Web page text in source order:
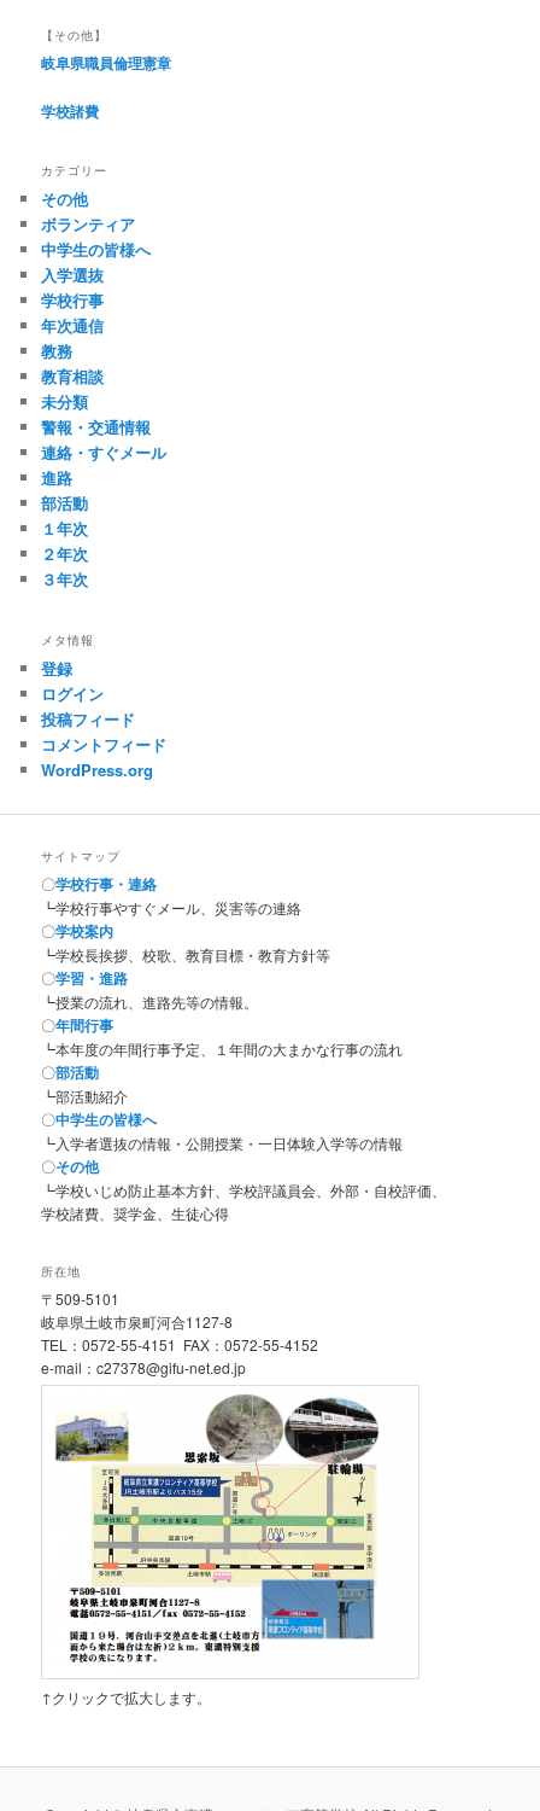
【その他】
岐阜県職員倫理憲章
学校諸費
カテゴリー
その他
ボランティア
中学生の皆様へ
入学選抜
学校行事
年次通信
教務
教育相談
未分類
警報・交通情報
連絡・すぐメール
進路
部活動
１年次
２年次
３年次
メタ情報
登録
ログイン
投稿フィード
コメントフィード
WordPress.org
サイトマップ
〇学校行事・連絡
┗学校行事やすぐメール、災害等の連絡
〇学校案内
┗学校長挨拶、校歌、教育目標・教育方針等
〇学習・進路
┗授業の流れ、進路先等の情報。
〇年間行事
┗本年度の年間行事予定、１年間の大まかな行事の流れ
〇部活動
┗部活動紹介
〇中学生の皆様へ
┗入学者選抜の情報・公開授業・一日体験入学等の情報
〇その他
┗学校いじめ防止基本方針、学校評議員会、外部・自校評価、
学校諸費、奨学金、生徒心得
所在地
〒509-5101
岐阜県土岐市泉町河合1127-8
TEL：0572-55-4151 FAX：0572-55-4152
e-mail：c27378@gifu-net.ed.jp
↑クリックで拡大します。